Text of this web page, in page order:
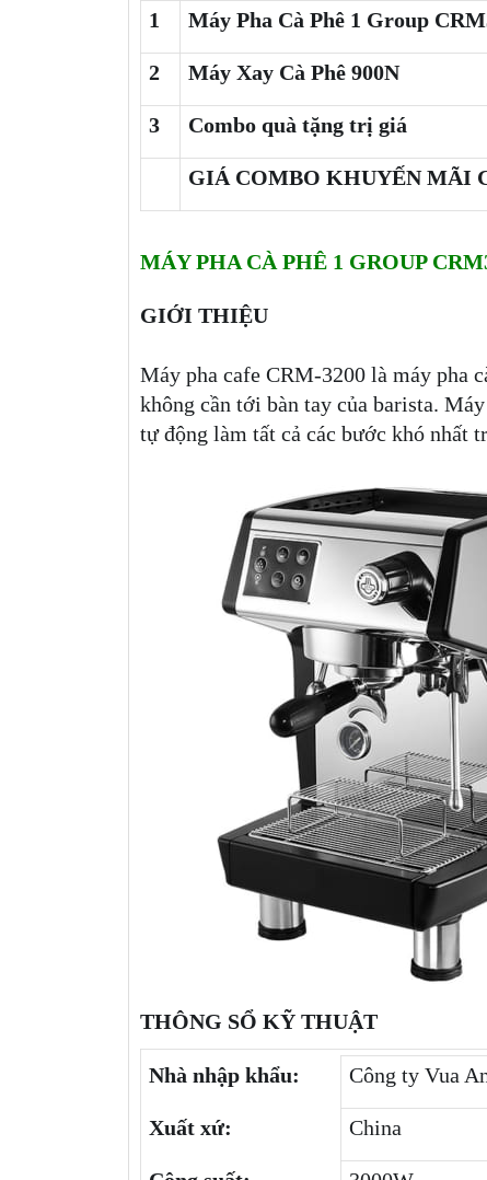
1
Máy Pha Cà Phê 1 Group
2 Máy Xay Cà Phê 900N
3 Combo quà tặng trị giá
GIÁ COMBO KHUYẾN MÃI
MÁY PHA CÀ PHÊ 1 GROUP
GIỚI THIỆU
Máy pha cafe CRM-3200 là máy pha
không cần tới bàn tay của barista.
tự động làm tất cả các bước khó nhất
THÔNG SỔ KỸ THUẬT
Nhà nhập khẩu: Công ty Vua
Xuất xứ: China